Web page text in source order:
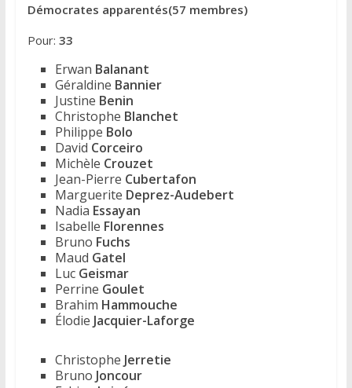
Démocrates apparentés(57 membres)
Pour: 33
Erwan Balanant
Géraldine Bannier
Justine Benin
Christophe Blanchet
Philippe Bolo
David Corceiro
Michèle Crouzet
Jean-Pierre Cubertafon
Marguerite Deprez-Audebert
Nadia Essayan
Isabelle Florennes
Bruno Fuchs
Maud Gatel
Luc Geismar
Perrine Goulet
Brahim Hammouche
Élodie Jacquier-Laforge
Christophe Jerretie
Bruno Joncour